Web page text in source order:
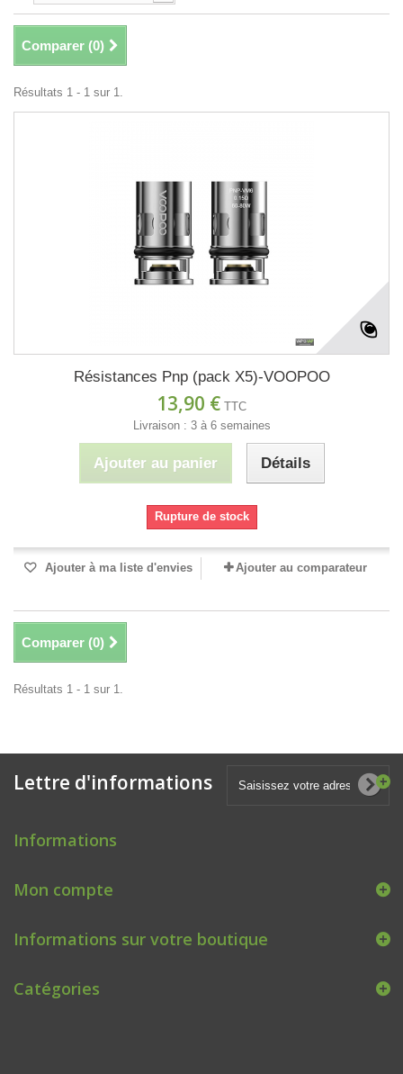
Comparer (0)
Résultats 1 - 1 sur 1.
Résistances Pnp (pack X5)-VOOPOO
13,90 € TTC
Livraison : 3 à 6 semaines
Ajouter au panier Détails
Rupture de stock
Ajouter à ma liste d'envies Ajouter au comparateur
Comparer (0)
Résultats 1 - 1 sur 1.
Lettre d'informations
Informations
Mon compte
Informations sur votre boutique
Catégories